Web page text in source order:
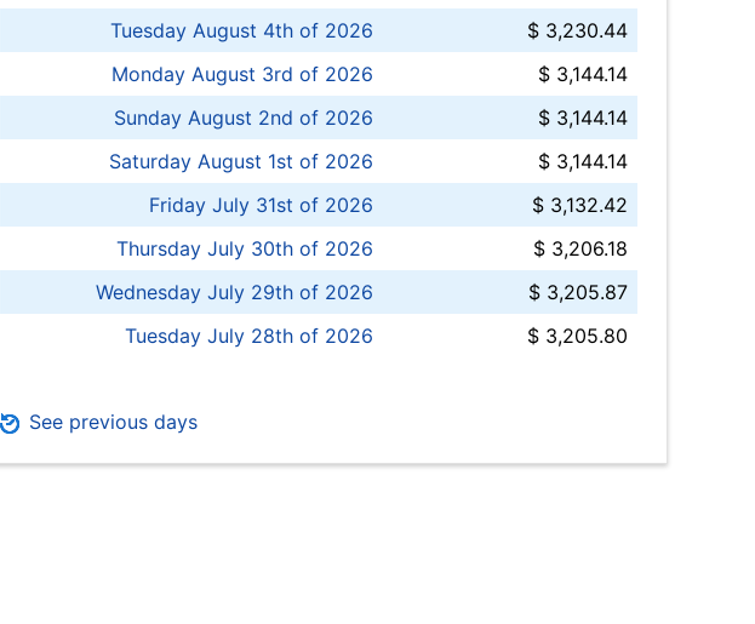
Tuesday August 4th of 2026
$ 3,230.44
Monday August 3rd of 2026
$ 3,144.14
Sunday August 2nd of 2026
$ 3,144.14
Saturday August 1st of 2026
$ 3,144.14
Friday July 31st of 2026
$ 3,132.42
Thursday July 30th of 2026
$ 3,206.18
Wednesday July 29th of 2026
$ 3,205.87
Tuesday July 28th of 2026
$ 3,205.80
See previous days